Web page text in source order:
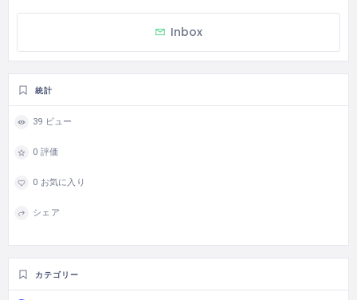
Inbox
統計
39 ビュー
0 評価
0 お気に入り
シェア
カテゴリー